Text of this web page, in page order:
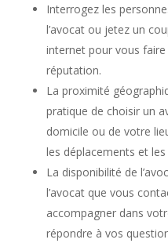
Interrogez les
l’avocat ou jetez un
internet pour vous
réputation.
La proximité
pratique de choisir un
domicile ou de votre
les déplacements et
La disponibilité de
l’avocat que vous
accompagner dans
répondre à vos